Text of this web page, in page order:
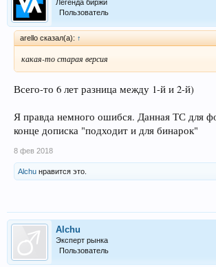
Легенда биржи
Пользователь
arello сказал(а): ↑
какая-то старая версия
Всего-то 6 лет разница между 1-й и 2-й)
Я правда немного ошибся. Данная ТС для
конце дописка "подходит и для бинарок"
8 фев 2018
Alchu нравится это.
Alchu
Эксперт рынка
Пользователь